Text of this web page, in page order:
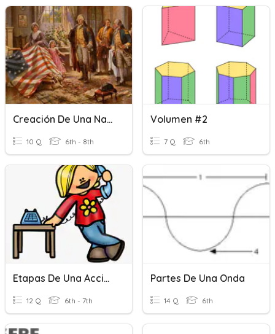
Creación De Una Nación
10 Q 6th - 8th
Volumen #2
7 Q 6th
Etapas De Una Acción
12 Q 6th - 7th
Partes De Una Onda
14 Q 6th